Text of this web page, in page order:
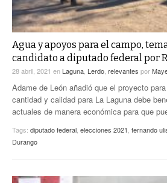
Agua y apoyos para el campo,
candidato a diputado federal por
28 abril, 2021 en Laguna Lerdo relevantes por
Adame de León añadió que el proyecto
cantidad y calidad para La Laguna debe
actuales de manera económica para que
Tags: diputado federal elecciones 2021 fernando
Durango